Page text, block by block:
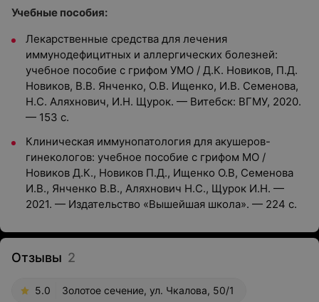
Учебные пособия:
Лекарственные средства для лечения
иммунодефицитных и аллергических болезней:
учебное пособие с грифом УМО / Д.К. Новиков, П.Д.
Новиков, В.В. Янченко, О.В. Ищенко, И.В. Семенова,
Н.С. Аляхнович, И.Н. Щурок. — Витебск: ВГМУ, 2020.
— 153 c.
Клиническая иммунопатология для акушеров-
гинекологов: учебное пособие с грифом МО /
Новиков Д.К., Новиков П.Д., Ищенко О.В, Семенова
И.В., Янченко В.В., Аляхнович Н.С., Щурок И.Н. —
2021. — Издательство «Вышейшая школа». — 224 с.
Отзывы 2
5.0 Золотое сечение, ул. Чкалова, 50/1